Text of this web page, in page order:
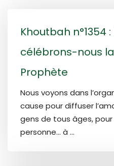
Khoutbah n°1354
célébrons-nous
Prophète
Nous voyons dans
cause pour diffuser
gens de tous âges, pour
personne… à ...